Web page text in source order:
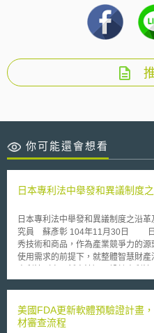
你可能還會想看
日本專利法中舉發和異議制度
日本專利法中舉發和異議制度之沿革及現況 資策會科技法律研
究員 蘇彥彰 104年11月30日 日本於2014年基於「促進創新以催生優
秀技術和商品，作為產業競爭力的
使用需求的前提下，就整體智慧財產
法、專利師法等進行相當程度的修
類和專利法制均與我國相近，其產
者參考之對象[2]，因此我國對於日
美國FDA更新軟體預驗證計畫
材審查流程